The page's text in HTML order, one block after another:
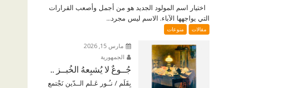
اختيار اسم المولود الجديد هو من أجمل وأصعب القرارات
التي يواجهها الآباء. الاسم ليس مجرد...
مقالات منوعات
مارس 15, 2026
الجمهورية
جُــوعٌ لا يُشبِعهُ الخُبــز ..
بِقَلَم / نـُـور عَـلم الــدّين نَجْتمع